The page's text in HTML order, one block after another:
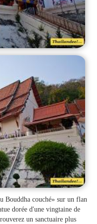
Bouddha couché» sur un flan
dorée d'une vingtaine de
un sanctuaire plus